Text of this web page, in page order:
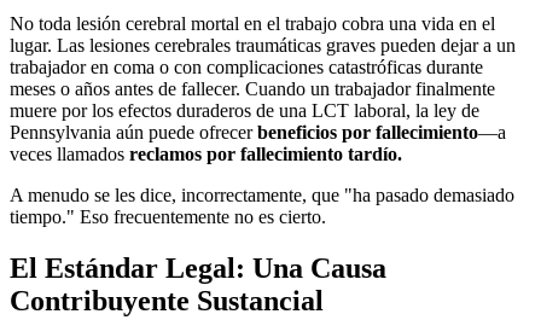
No toda lesión cerebral mortal en el trabajo cobra una vida en el
lugar. Las lesiones cerebrales traumáticas graves pueden dejar a un
trabajador en coma o con complicaciones catastróficas durante
meses o años antes de fallecer. Cuando un trabajador finalmente
muere por los efectos duraderos de una LCT laboral, la ley de
Pennsylvania aún puede ofrecerbeneficios por fallecimiento—a
veces llamados reclamos por fallecimiento tardío.
A menudo se les dice, incorrectamente, que "ha pasado demasiado
tiempo." Eso frecuentemente no es cierto.
El Estándar Legal: Una Causa
Contribuyente Sustancial